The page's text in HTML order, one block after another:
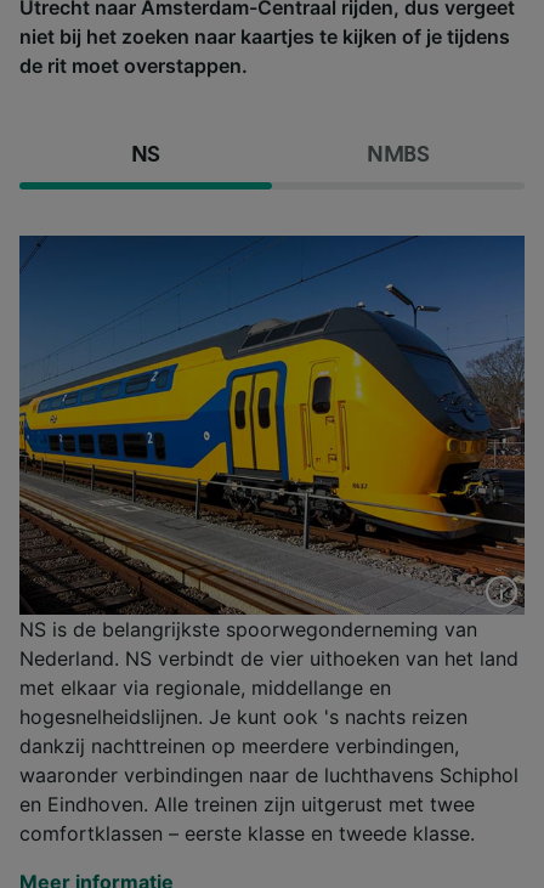
Utrecht naar Amsterdam-Centraal rijden, dus vergeet
niet bij het zoeken naar kaartjes te kijken of je tijdens
de rit moet overstappen.
NS NMBS
NS is de belangrijkste spoorwegonderneming van
Nederland. NS verbindt de vier uithoeken van het land
met elkaar via regionale, middellange en
hogesnelheidslijnen. Je kunt ook 's nachts reizen
dankzij nachttreinen op meerdere verbindingen,
waaronder verbindingen naar de luchthavens Schiphol
en Eindhoven. Alle treinen zijn uitgerust met twee
comfortklassen – eerste klasse en tweede klasse.
Meer informatie